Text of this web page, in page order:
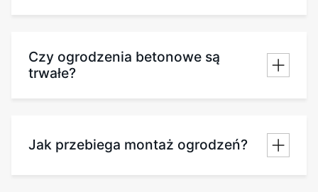
Czy ogrodzenia betonowe są
trwałe?
Jak przebiega montaż ogrodzeń?